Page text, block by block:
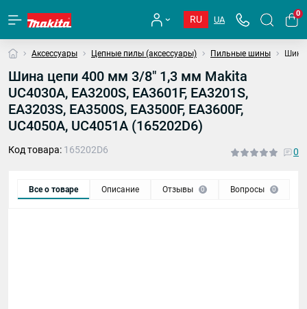
RU UA
0
Аксессуары Цепные пилы (аксессуары) Пильные шины Шина
Шина цепи 400 мм 3/8" 1,3 мм Makita
UC4030A, EA3200S, EA3601F, EA3201S,
EA3203S, EA3500S, EA3500F, EA3600F,
UC4050A, UC4051A (165202D6)
Код товара: 165202D6 0
Все о товаре Описание Отзывы 0 Вопросы 0